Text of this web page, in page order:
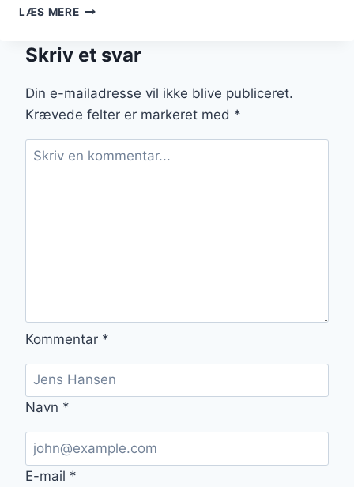
LÆS MEREBLOMKÅLSSUPPE
OG
Skriv et svar
Din e-mailadresse vil ikke blive publiceret.
Krævede felter er markeret med *
Kommentar *
Navn *
E-mail *